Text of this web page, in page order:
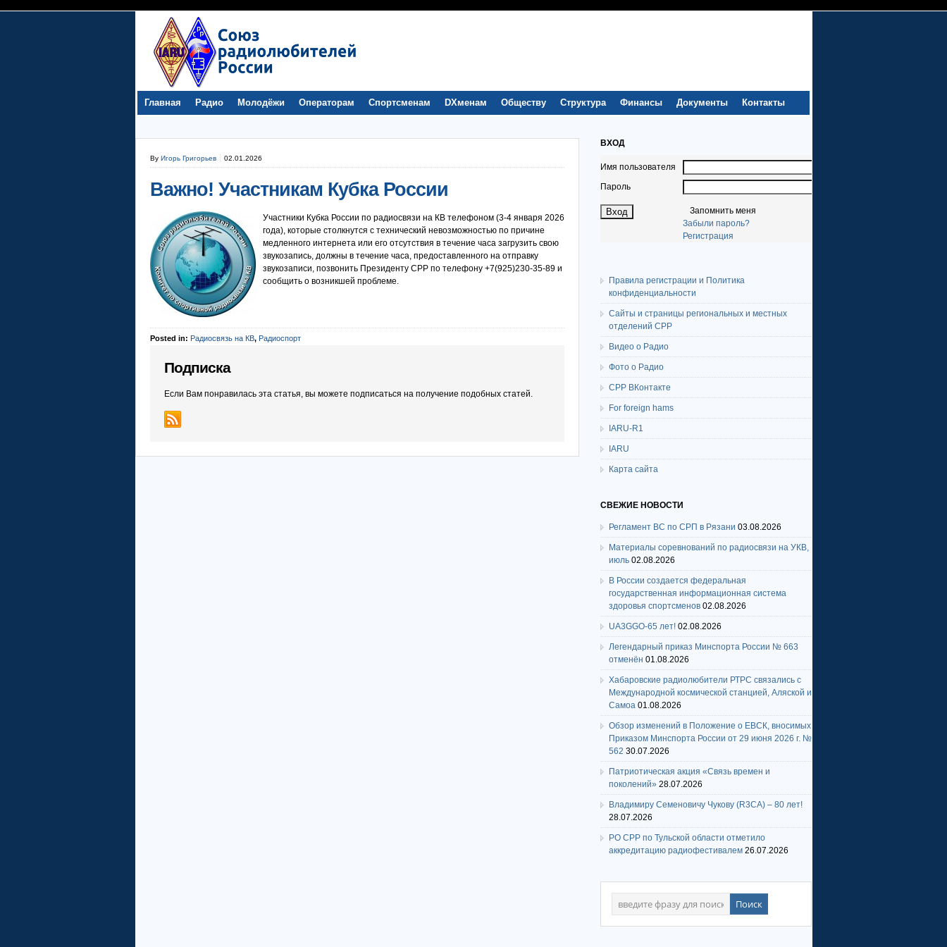
Главная Радио Молодёжи Операторам Спортсменам DXменам Обществу Структура Финансы Документы Контакты
By Игорь Григорьев 02.01.2026
Важно! Участникам Кубка России
Участники Кубка России по радиосвязи на КВ телефоном (3-4 января 2026
года), которые столкнутся с технический невозможностью по причине
медленного интернета или его отсутствия в течение часа загрузить свою
звукозапись, должны в течение часа, предоставленного на отправку
звукозаписи, позвонить Президенту СРР по телефону +7(925)230-35-89 и
сообщить о возникшей проблеме.
Posted in: Радиосвязь на КВ, Радиоспорт
Подписка
Если Вам понравилась эта статья, вы можете подписаться на получение подобных статей.
ВХОД
Имя пользователя
Пароль
Запомнить меня
Забыли пароль?
Регистрация
Правила регистрации и Политика
конфиденциальности
Сайты и страницы региональных и местных
отделений СРР
Видео о Радио
Фото о Радио
СРР ВКонтакте
For foreign hams
IARU-R1
IARU
Карта сайта
СВЕЖИЕ НОВОСТИ
Регламент ВС по СРП в Рязани 03.08.2026
Материалы соревнований по радиосвязи на УКВ,
июль 02.08.2026
В России создается федеральная
государственная информационная система
здоровья спортсменов 02.08.2026
UA3GGO-65 лет! 02.08.2026
Легендарный приказ Минспорта России № 663
отменён 01.08.2026
Хабаровские радиолюбители РТРС связались с
Международной космической станцией, Аляской и
Самоа 01.08.2026
Обзор изменений в Положение о ЕВСК, вносимых
Приказом Минспорта России от 29 июня 2026 г. №
562 30.07.2026
Патриотическая акция «Связь времен и
поколений» 28.07.2026
Владимиру Семеновичу Чукову (R3CA) – 80 лет!
28.07.2026
РО СРР по Тульской области отметило
аккредитацию радиофестивалем 26.07.2026